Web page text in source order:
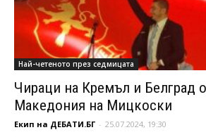
Най-четеното през седмицата
Чираци на Кремъл и Белград
Македония на Мицкоски
Екип на ДЕБАТИ.БГ - 25.07.2024, 19:30